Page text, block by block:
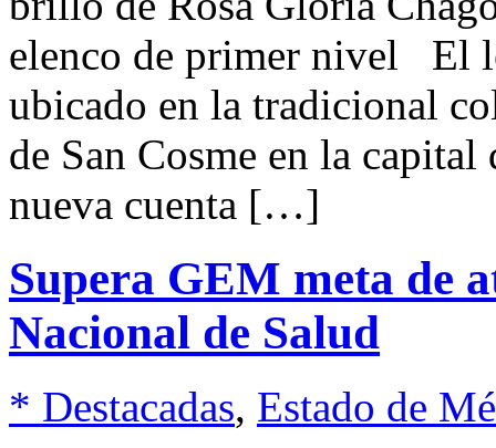
elenco de primer nivel El
ubicado en la tradicional
de San Cosme en la
nueva cuenta […]
Supera GEM meta de
Nacional de Salud
* Destacadas, Estado de